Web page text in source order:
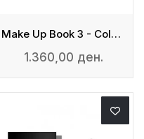
Make Up Book 3 - Cold Tones
1.360,00 ден.